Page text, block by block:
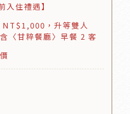
入住禮遇】
NT$1,000，升等雙人
〈甘粹餐廳〉早餐 2 客